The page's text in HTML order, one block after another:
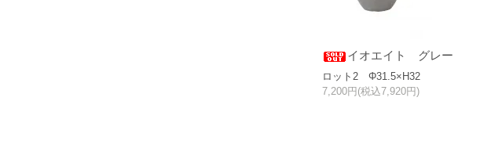
イオエイト グレー
ロット2 Φ31.5×H32
7,200円(税込7,920円)